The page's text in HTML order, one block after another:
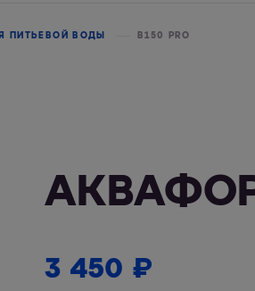
Магистральные фильтрыВ коттедж
ПИТЬЕВОЙ ВОДЫ В150 PRO
АКВАФОР
3 450 ₽